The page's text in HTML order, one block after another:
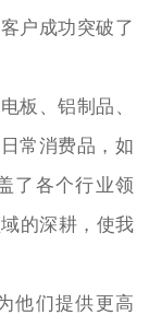
户成功突破了
板、铝制品、
常消费品，如
了各个行业领
的深耕，使我
他们提供更高